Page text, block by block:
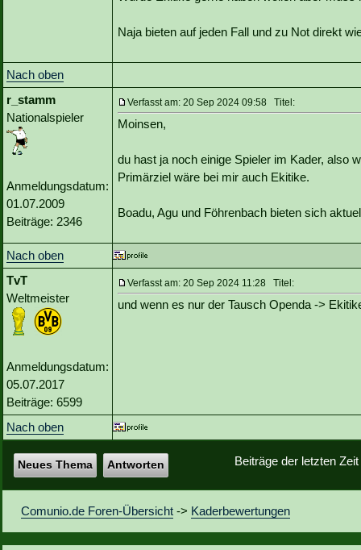
Naja bieten auf jeden Fall und zu Not direkt
Nach oben
r_stamm
Nationalspieler
Anmeldungsdatum:
01.07.2009
Beiträge: 2346
Verfasst am: 20 Sep 2024 09:58 Titel:
Moinsen,
du hast ja noch einige Spieler im Kader, also
Primärziel wäre bei mir auch Ekitike.
Boadu, Agu und Föhrenbach bieten sich
Nach oben
TvT
Weltmeister
Anmeldungsdatum:
05.07.2017
Beiträge: 6599
Verfasst am: 20 Sep 2024 11:28 Titel:
und wenn es nur der Tausch Openda ->
Nach oben
Beiträge der letzten
Neues Thema Antworten
Comunio.de Foren-Übersicht -> Kaderbewertungen